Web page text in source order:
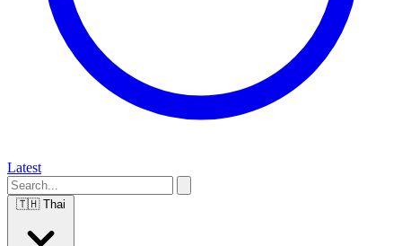
Latest
🇹🇭 Thai